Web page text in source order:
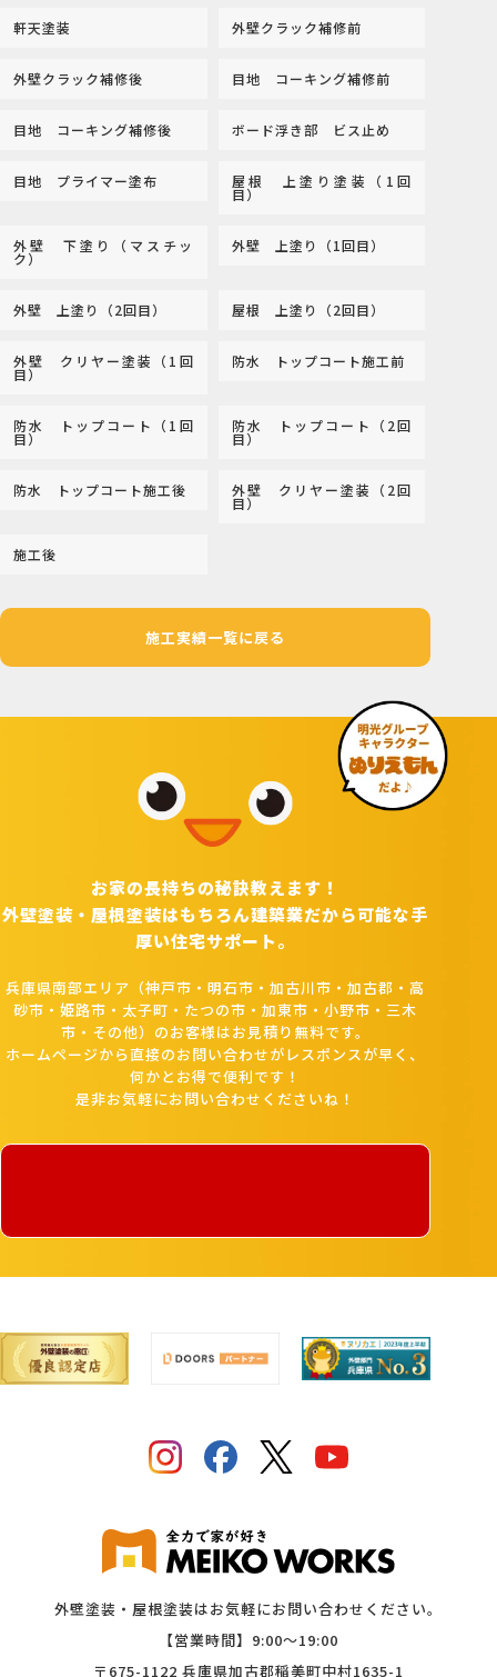
軒天塗装 外壁クラック補修前
外壁クラック補修後 目地 コーキング補修前
目地 コーキング補修後 ボード浮き部 ビス止め
目地 プライマー塗布 屋根 上塗り塗装（1回
目）
外壁 下塗り（マスチッ
ク）
外壁 上塗り（1回目）
外壁 上塗り（2回目） 屋根 上塗り（2回目）
外壁 クリヤー塗装（1回
目）
防水 トップコート施工前
防水 トップコート（1回
目）
防水 トップコート（2回
目）
防水 トップコート施工後 外壁 クリヤー塗装（2回
目）
施工後
施工実績一覧に戻る
お家の長持ちの秘訣教えます！
外壁塗装・屋根塗装はもちろん建築業だから可能な手
厚い住宅サポート。
兵庫県南部エリア（神戸市・明石市・加古川市・加古郡・高
砂市・姫路市・太子町・たつの市・加東市・小野市・三木
市・その他）のお客様はお見積り無料です。
ホームページから直接のお問い合わせがレスポンスが早く、
何かとお得で便利です！
是非お気軽にお問い合わせくださいね！
外壁塗装・屋根塗装はお気軽にお問い合わせください。
【営業時間】9:00〜19:00
〒675-1122 兵庫県加古郡稲美町中村1635-1